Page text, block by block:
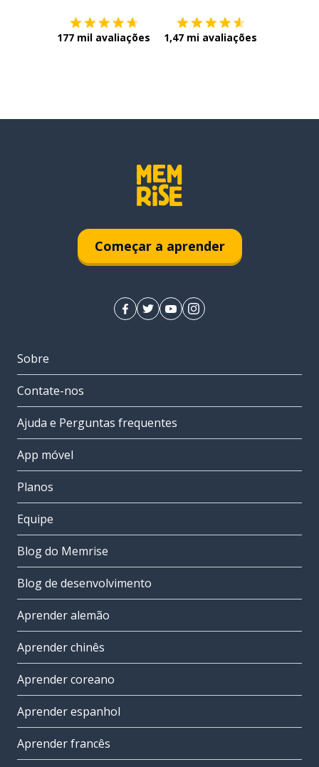
177 mil avaliações 1,47 mi avaliações
Começar a aprender
Sobre
Contate-nos
Ajuda e Perguntas frequentes
App móvel
Planos
Equipe
Blog do Memrise
Blog de desenvolvimento
Aprender alemão
Aprender chinês
Aprender coreano
Aprender espanhol
Aprender francês